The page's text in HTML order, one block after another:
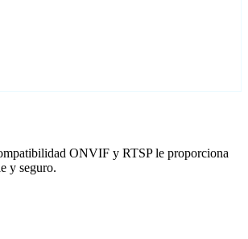
ONVIF y RTSP le proporciona
y seguro.